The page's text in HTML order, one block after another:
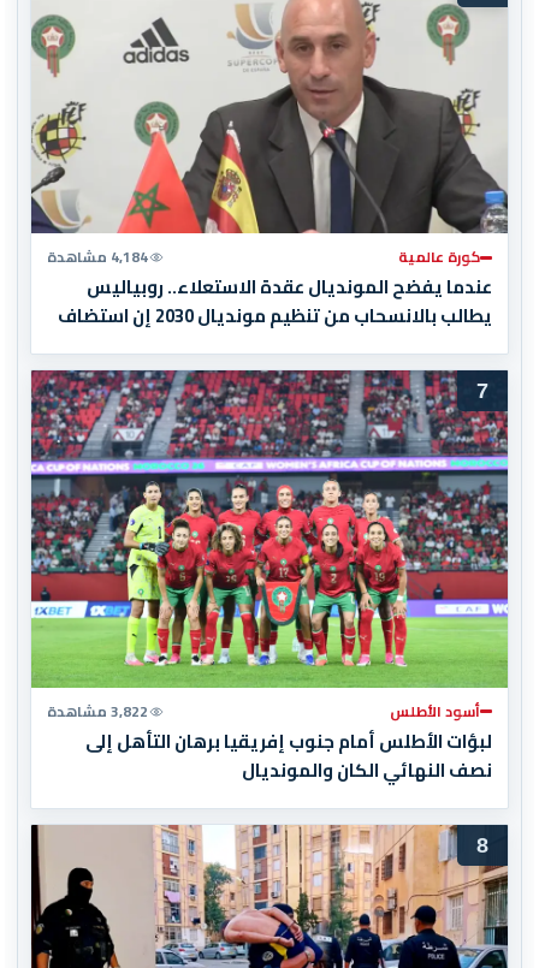
كورة عالمية 4,184 مشاهدة
عندما يفضح المونديال عقدة الاستعلاء.. روبياليس
يطالب بالانسحاب من تنظيم مونديال 2030 إن استضاف
المغرب المباراة النهائية!
7
أسود الأطلس 3,822 مشاهدة
لبؤات الأطلس أمام جنوب إفريقيا برهان التأهل إلى
نصف النهائي الكان والمونديال
8